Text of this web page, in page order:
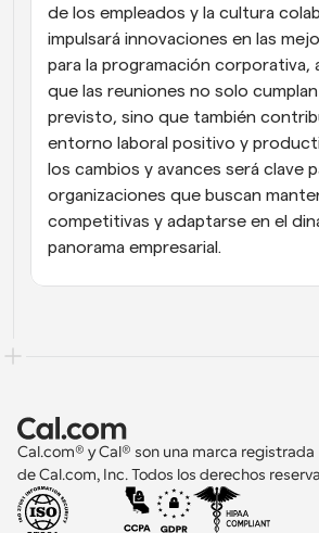
de los empleados y la cultura
impulsará innovaciones en las
para la programación corporativa,
que las reuniones no solo
previsto, sino que también
entorno laboral positivo y
los cambios y avances será clave
organizaciones que buscan
competitivas y adaptarse en el
panorama empresarial.
Cal.com® y Cal® son una marca registrada
de Cal.com, Inc. Todos los derechos